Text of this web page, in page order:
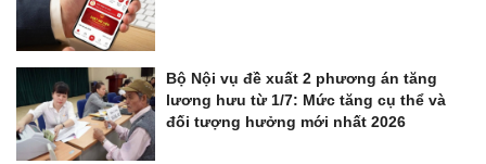
Bộ Nội vụ đề xuất 2 phương án tăng
lương hưu từ 1/7: Mức tăng cụ thể và
đối tượng hưởng mới nhất 2026